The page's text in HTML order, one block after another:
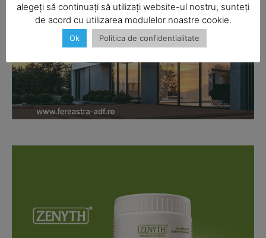
Company
About
Contact us
Subscription Plans
alegeți să continuați să utilizați website-ul nostru, sunteți
de acord cu utilizarea modulelor noastre cookie.
Ok Politica de confidentialitate